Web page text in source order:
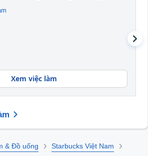
Xem việc làm
& Đồ uống
Starbucks Việt Nam